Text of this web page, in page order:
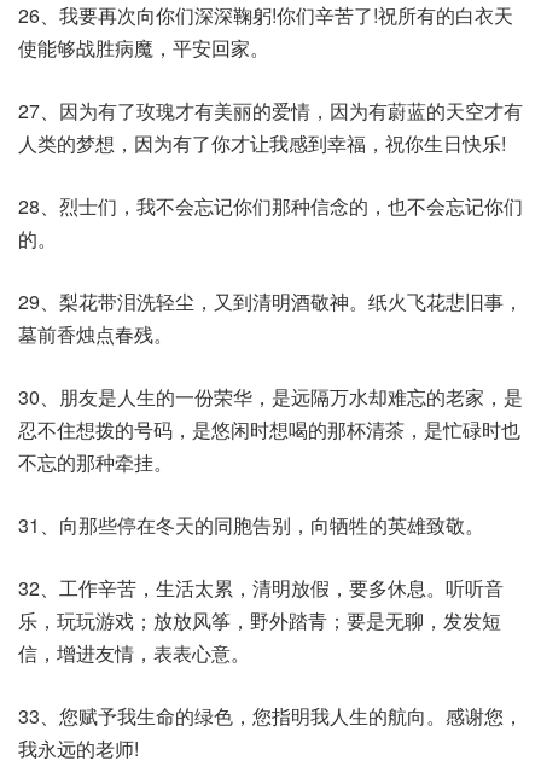
26、我要再次向你们深深鞠躬!你们辛苦了!祝所有的白衣天
使能够战胜病魔，平安回家。
27、因为有了玫瑰才有美丽的爱情，因为有蔚蓝的天空才有
人类的梦想，因为有了你才让我感到幸福，祝你生日快乐!
28、烈士们，我不会忘记你们那种信念的，也不会忘记你们
的。
29、梨花带泪洗轻尘，又到清明酒敬神。纸火飞花悲旧事，
墓前香烛点春残。
30、朋友是人生的一份荣华，是远隔万水却难忘的老家，是
忍不住想拨的号码，是悠闲时想喝的那杯清茶，是忙碌时也
不忘的那种牵挂。
31、向那些停在冬天的同胞告别，向牺牲的英雄致敬。
32、工作辛苦，生活太累，清明放假，要多休息。听听音
乐，玩玩游戏；放放风筝，野外踏青；要是无聊，发发短
信，增进友情，表表心意。
33、您赋予我生命的绿色，您指明我人生的航向。感谢您，
我永远的老师!